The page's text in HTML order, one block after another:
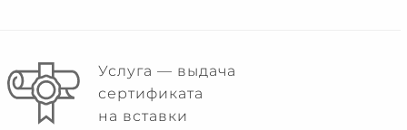
Услуга — выдача
сертификата
на вставки